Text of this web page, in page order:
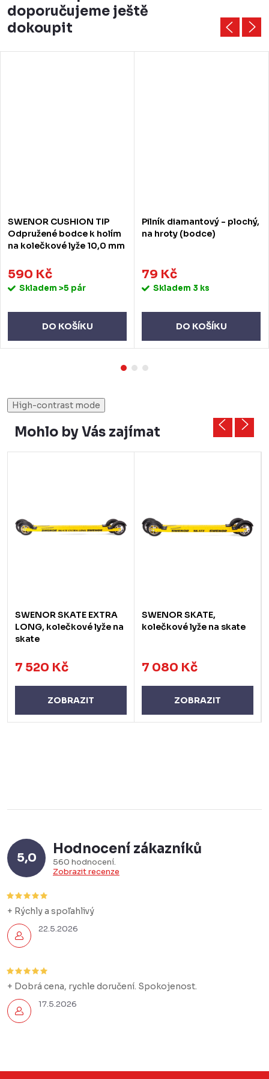
doporučujeme ještě
dokoupit
SWENOR CUSHION TIP
Odpružené bodce k holím
na kolečkové lyže 10,0 mm
590 Kč
Skladem >5 pár
DO KOŠÍKU
Pilník diamantový - plochý,
na hroty (bodce)
79 Kč
Skladem 3 ks
DO KOŠÍKU
High-contrast mode
Mohlo by Vás zajímat
SWENOR SKATE EXTRA
LONG, kolečkové lyže na
skate
7 520 Kč
ZOBRAZIT
SWENOR SKATE,
kolečkové lyže na skate
7 080 Kč
ZOBRAZIT
5,0
Hodnocení zákazníků
560 hodnocení
Zobrazit recenze
22.5.2026
+ Rýchly a spoľahlivý
17.5.2026
+ Dobrá cena, rychle doručení. Spokojenost.